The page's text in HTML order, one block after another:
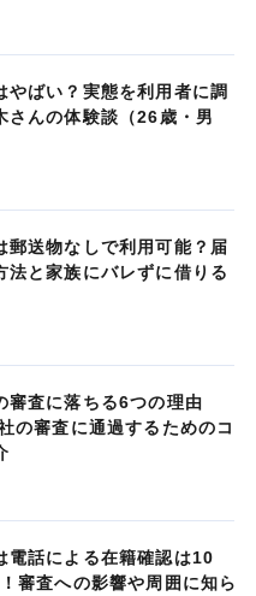
やばい？実態を利用者に調
さんの体験談（26歳・男
郵送物なしで利用可能？届
法と家族にバレずに借りる
審査に落ちる6つの理由
の審査に通過するためのコ
電話による在籍確認は10
審査への影響や周囲に知ら